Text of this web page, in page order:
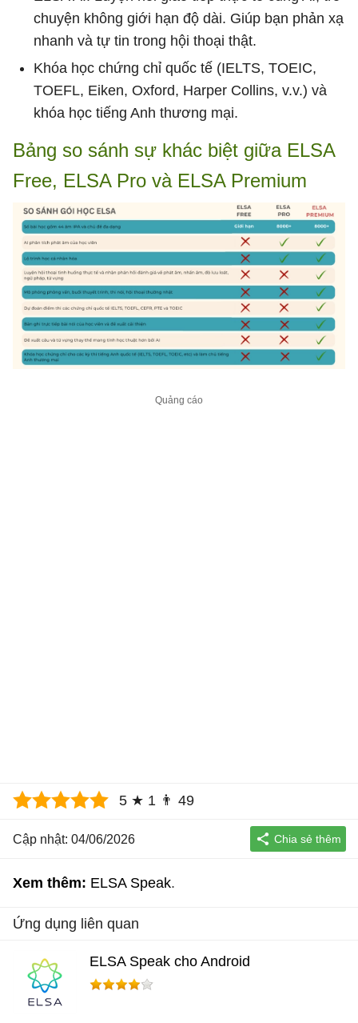
chuyện không giới hạn độ dài. Giúp bạn phản xạ
nhanh và tự tin trong hội thoại thật.
Khóa học chứng chỉ quốc tế (IELTS, TOEIC,
TOEFL, Eiken, Oxford, Harper Collins, v.v.) và
khóa học tiếng Anh thương mại.
Bảng so sánh sự khác biệt giữa ELSA
Free, ELSA Pro và ELSA Premium
5 ★ 1 👨 49
Cập nhật: 04/06/2026
Xem thêm: ELSA Speak
Ứng dụng liên quan
ELSA Speak cho Android